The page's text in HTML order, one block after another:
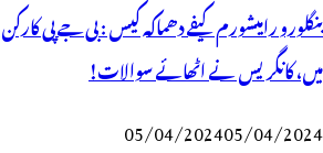
بنگلورو رامیشورم کیفے دھماکہ کیس : بی جے پی
میں، کانگریس نے اٹھائے سوالات!
05/04/202405/04/2024